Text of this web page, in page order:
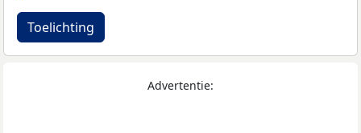
Toelichting
Advertentie: